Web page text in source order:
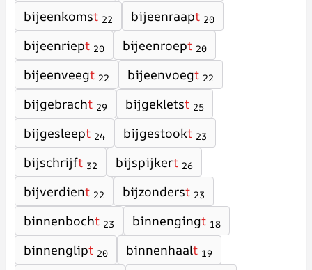
bijeenkomst 22 bijeenraapt 20
bijeenriept 20 bijeenroept 20
bijeenveegt 22 bijeenvoegt 22
bijgebracht 29 bijgekletst 25
bijgesleept 24 bijgestookt 23
bijschrijft 32 bijspijkert 26
bijverdient 22 bijzonderst 23
binnenbocht 23 binnengingt 18
binnenglipt 20 binnenhaalt 19